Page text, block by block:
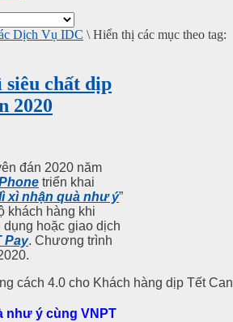
Dịch Vụ IDC \ Hiển thị các mục theo tag:
chất dịp
2020
đán 2020 năm
triển khai
xì nhận quà như ý”
khách hàng khi
hoặc giao dịch
Pay. Chương trình
như ý cùng VNPT